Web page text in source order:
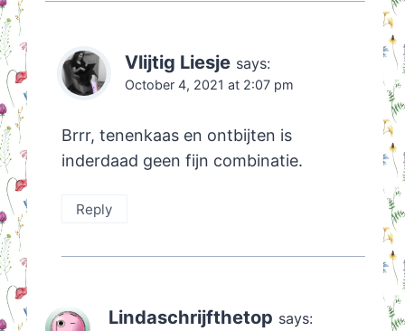
Vlijtig Liesje says:
October 4, 2021 at 2:07 pm
Brrr, tenenkaas en ontbijten is
inderdaad geen fijn combinatie.
Reply
Lindaschrijfthetop says: